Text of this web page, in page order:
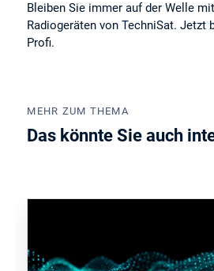
Bleiben Sie immer auf der Welle
Radiogeräten von TechniSat. Jetzt
Profi.
MEHR ZUM THEMA
Das könnte Sie auch